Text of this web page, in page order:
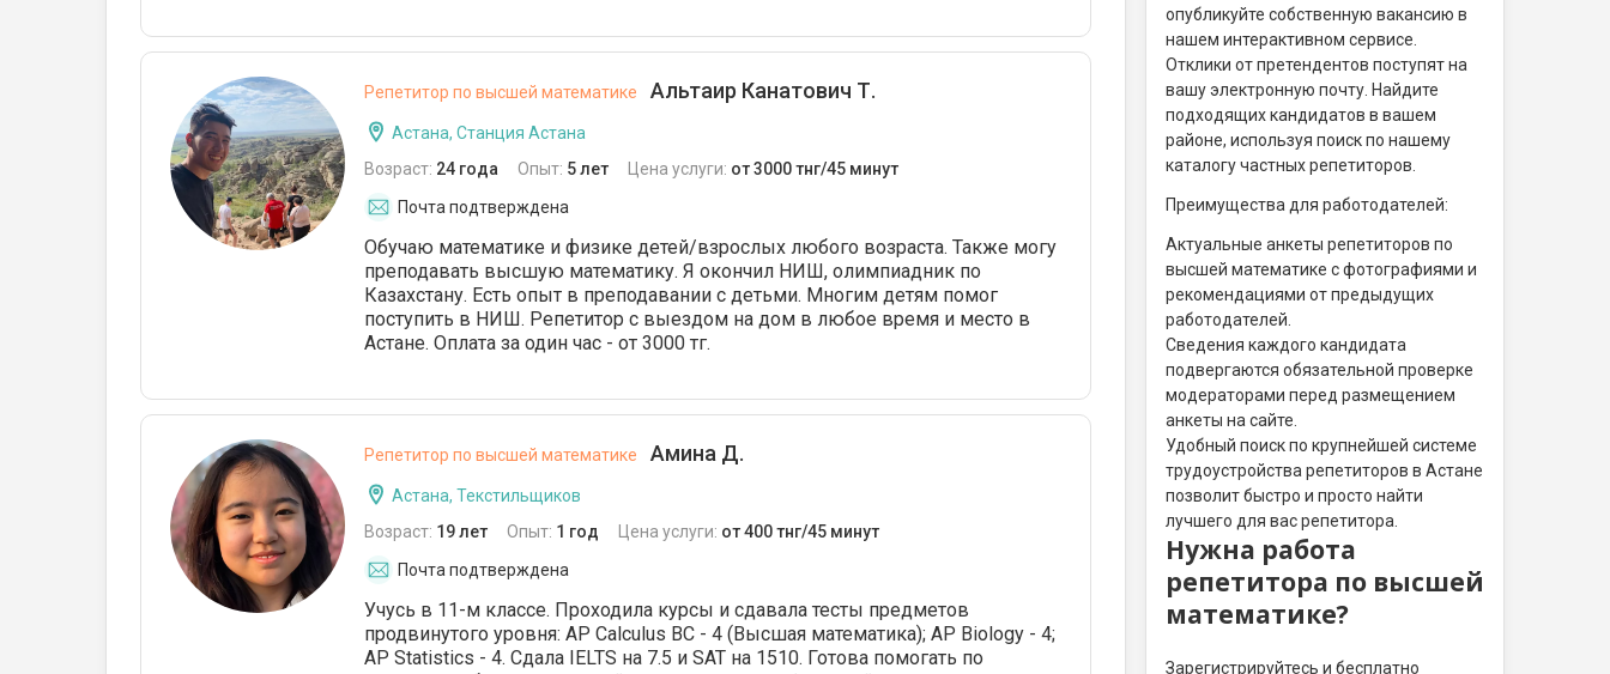
Репетитор по высшей математике Альтаир Канатович Т.
Астана, Станция Астана
Возраст: 24 года Опыт: 5 лет Цена услуги: от 3000 тнг/45 минут
Почта подтверждена
Обучаю математике и физике детей/взрослых любого возраста. Также могу
преподавать высшую математику. Я окончил НИШ, олимпиадник по
Казахстану. Есть опыт в преподавании с детьми. Многим детям помог
поступить в НИШ. Репетитор с выездом на дом в любое время и место в
Астане. Оплата за один час - от 3000 тг.
Репетитор по высшей математике Амина Д.
Астана, Текстильщиков
Возраст: 19 лет Опыт: 1 год Цена услуги: от 400 тнг/45 минут
Почта подтверждена
Учусь в 11-м классе. Проходила курсы и сдавала тесты предметов
продвинутого уровня: AP Calculus BC - 4 (Высшая математика); AP Biology - 4;
AP Statistics - 4. Сдала IELTS на 7.5 и SAT на 1510. Готова помогать по
опубликуйте собственную вакансию в
нашем интерактивном сервисе.
Отклики от претендентов поступят на
вашу электронную почту. Найдите
подходящих кандидатов в вашем
районе, используя поиск по нашему
каталогу частных репетиторов.
Преимущества для работодателей:
Актуальные анкеты репетиторов по
высшей математике с фотографиями и
рекомендациями от предыдущих
работодателей.
Сведения каждого кандидата
подвергаются обязательной проверке
модераторами перед размещением
анкеты на сайте.
Удобный поиск по крупнейшей системе
трудоустройства репетиторов в Астане
позволит быстро и просто найти
лучшего для вас репетитора.
Нужна работа
репетитора по высшей
математике?
Зарегистрируйтесь и бесплатно